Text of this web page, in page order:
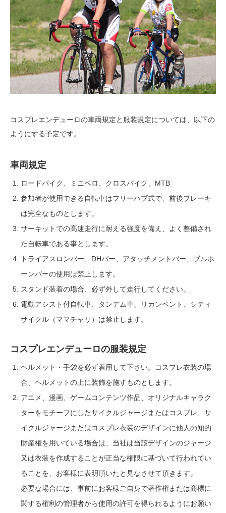
コスプレエンデューロの車両規定と服装規定については、以下の
ようにする予定です。
車両規定
ロードバイク、ミニベロ、クロスバイク、MTB
参加者が使用できる自転車はフリーハブ式で、前後ブレーキ
は完全なものとします。
サーキットでの高速走行に耐える強度を備え、よく整備され
た自転車である事とします。
トライアスロンバー、DHバー、アタッチメントバー、ブルホ
ーンバーの使用は禁止します。
スタンド装着の場合、必ず外して走行してください。
電動アシスト付自転車、タンデム車、リカンベント、シティ
サイクル（ママチャリ）は禁止します。
コスプレエンデューロの服装規定
ヘルメット・手袋を必ず着用して下さい。コスプレ衣装の場
合、ヘルメットの上に装飾を施すものとします。
アニメ、漫画、ゲームコンテンツ作品、オリジナルキャラク
ターをモチーフにしたサイクルジャージまたはコスプレ、サ
イクルジャージまたはコスプレ衣装のデザインに他人の知的
財産権を用いている場合は、当社は当該デザインのジャージ
又は衣装を作成することが正当な権限に基づいて行われてい
ることを、お客様に表明頂いたと見なさせて頂きます。
必要な場合には、事前にお客様ご自身で著作権または商標に
関する権利の管理者から使用の許可を得られるようにお願い